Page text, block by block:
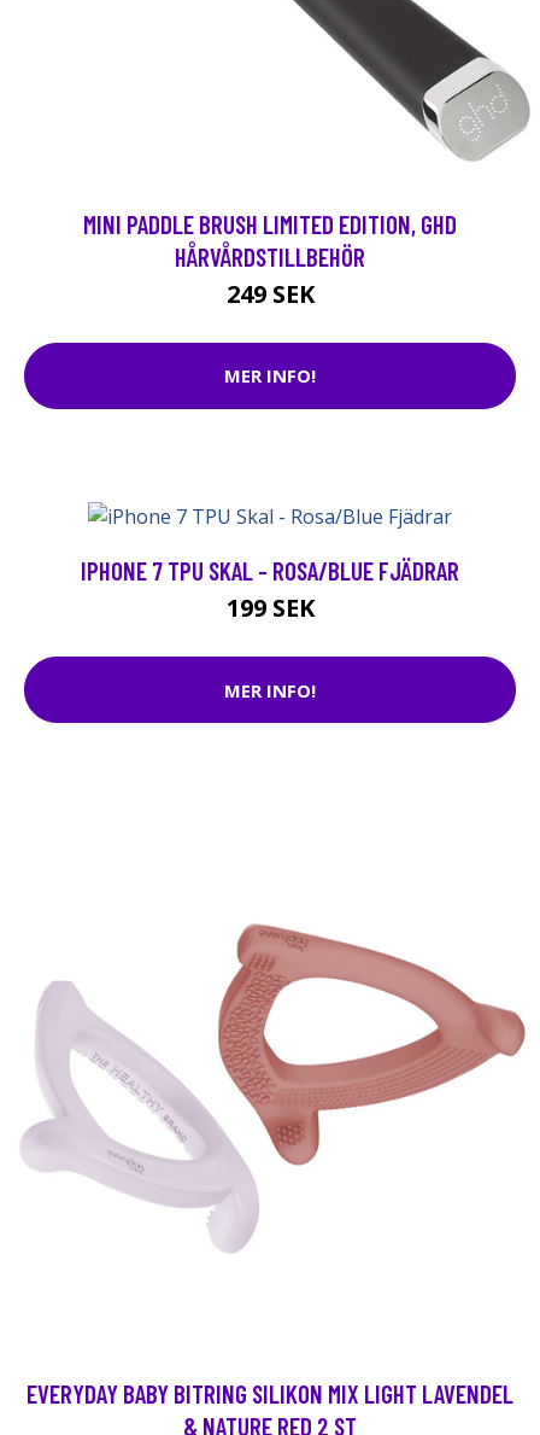
MINI PADDLE BRUSH LIMITED EDITION, GHD
HÅRVÅRDSTILLBEHÖR
249 SEK
MER INFO!
IPHONE 7 TPU SKAL - ROSA/BLUE FJÄDRAR
199 SEK
MER INFO!
EVERYDAY BABY BITRING SILIKON MIX LIGHT LAVENDEL
& NATURE RED 2 ST